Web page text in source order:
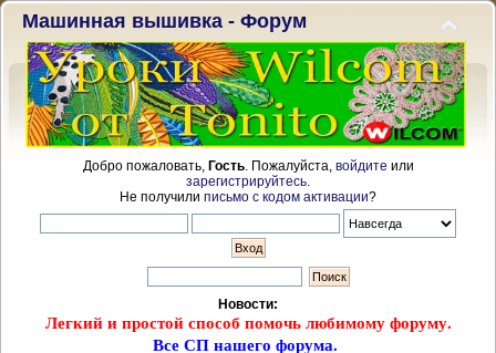
Машинная вышивка - Форум
Добро пожаловать, Гость. Пожалуйста, войдите или
зарегистрируйтесь
Не получили письмо с кодом активации?
Новости:
Легкий и простой способ помочь любимому форуму.
Все СП нашего форума.